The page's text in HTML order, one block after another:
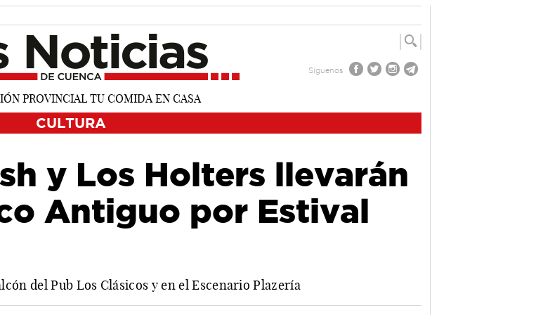
Síguenos
CULTURA
y Los Holters llevarán
Antiguo por Estival
del Pub Los Clásicos y en el Escenario Plazería